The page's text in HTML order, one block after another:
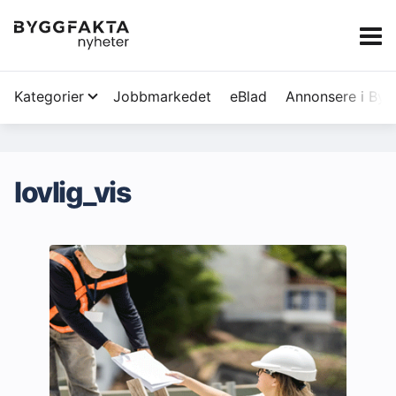
Kategorier Jobbmarkedet eBlad Annonsere i
Redaksjonen
Annonsere
Abonnere
Kontakt oss
Tips oss
lovlig_vis